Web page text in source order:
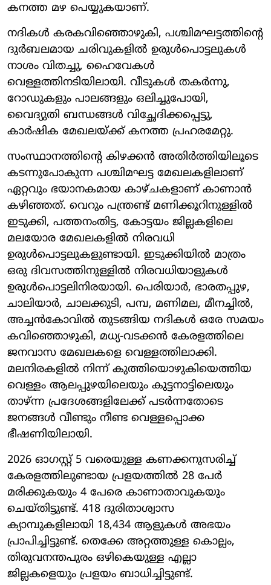
കനത്ത മഴ പെയ്യുകയാണ്.
നദികൾ കരകവിഞ്ഞൊഴുകി, പശ്ചിമഘട്ടത്തിന്റെ
ദുർബലമായ ചരിവുകളിൽ ഉരുൾപൊട്ടലുകൾ
നാശം വിതച്ചു, ഹൈവേകൾ
വെള്ളത്തിനടിയിലായി. വീടുകൾ തകർന്നു,
റോഡുകളും പാലങ്ങളും ഒലിച്ചുപോയി,
വൈദ്യുതി ബന്ധങ്ങൾ വിച്ഛേദിക്കപ്പെട്ടു,
കാർഷിക മേഖലയ്ക്ക് കനത്ത പ്രഹരമേറ്റു.
സംസ്ഥാനത്തിന്റെ കിഴക്കൻ അതിർത്തിയിലൂടെ
കടന്നുപോകുന്ന പശ്ചിമഘട്ട മേഖലകളിലാണ്
ഏറ്റവും ഭയാനകമായ കാഴ്ചകളാണ് കാണാൻ
കഴിഞ്ഞത്. വെറും പന്ത്രണ്ട് മണിക്കൂറിനുള്ളിൽ
ഇടുക്കി, പത്തനംതിട്ട, കോട്ടയം ജില്ലകളിലെ
മലയോര മേഖലകളിൽ നിരവധി
ഉരുൾപൊട്ടലുകളുണ്ടായി. ഇടുക്കിയിൽ മാത്രം
ഒരു ദിവസത്തിനുള്ളിൽ നിരവധിയാളുകൾ
ഉരുൾപൊട്ടലിനിരയായി. പെരിയാർ, ഭാരതപ്പുഴ,
ചാലിയാർ, ചാലക്കുടി, പമ്പ, മണിമല, മീനച്ചിൽ,
അച്ചൻകോവിൽ തുടങ്ങിയ നദികൾ ഒരേ സമയം
കവിഞ്ഞൊഴുകി, മധ്യ-വടക്കൻ കേരളത്തിലെ
ജനവാസ മേഖലകളെ വെള്ളത്തിലാക്കി.
മലനിരകളിൽ നിന്ന് കുത്തിയൊഴുകിയെത്തിയ
വെള്ളം ആലപ്പുഴയിലെയും കുട്ടനാട്ടിലെയും
താഴ്ന്ന പ്രദേശങ്ങളിലേക്ക് പടർന്നതോടെ
ജനങ്ങൾ വീണ്ടും നീണ്ട വെള്ളപ്പൊക്ക
ഭീഷണിയിലായി.
2026 ഓഗസ്റ്റ് 5 വരെയുള്ള കണക്കനുസരിച്ച്
കേരളത്തിലുണ്ടായ പ്രളയത്തിൽ 28 പേർ
മരിക്കുകയും 4 പേരെ കാണാതാവുകയും
ചെയ്തിട്ടുണ്ട്. 418 ദുരിതാശ്വാസ
ക്യാമ്പുകളിലായി 18,434 ആളുകൾ അഭയം
പ്രാപിച്ചിട്ടുണ്ട്. തെക്കേ അറ്റത്തുള്ള കൊല്ലം,
തിരുവനന്തപുരം ഒഴികെയുള്ള എല്ലാ
ജില്ലകളെയും പ്രളയം ബാധിച്ചിട്ടുണ്ട്.